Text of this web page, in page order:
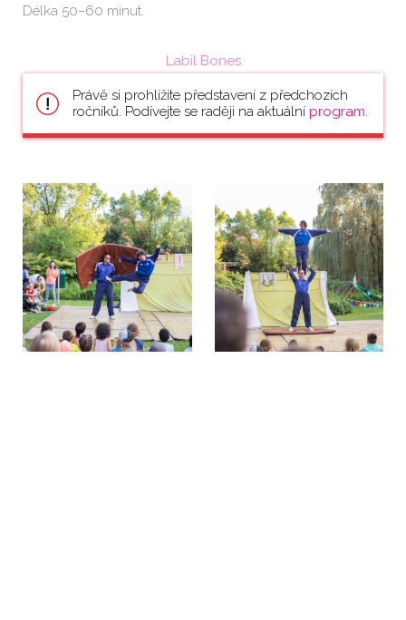
Délka 50–60 minut.
Labil Bones
Právě si prohlížíte představení z předchozích
ročníků. Podívejte se raději na aktuální program.